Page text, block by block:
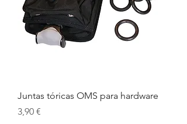
Juntas tóricas OMS para hardware
Precio
3,90 €